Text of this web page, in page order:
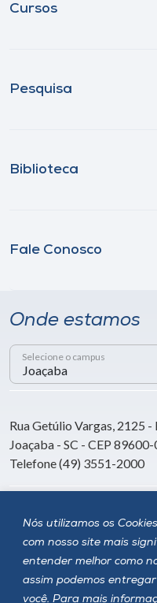
Nós utilizamos os
com nosso site mais
entender melhor como
assim podemos
você. Para mais
Cursos
Pesquisa
Biblioteca
Fale Conosco
Onde estamos
Selecione o campus
Rua Getúlio Vargas, 2125
Joaçaba - SC - CEP
Telefone (49) 3551-2000
Siga a Unoesc